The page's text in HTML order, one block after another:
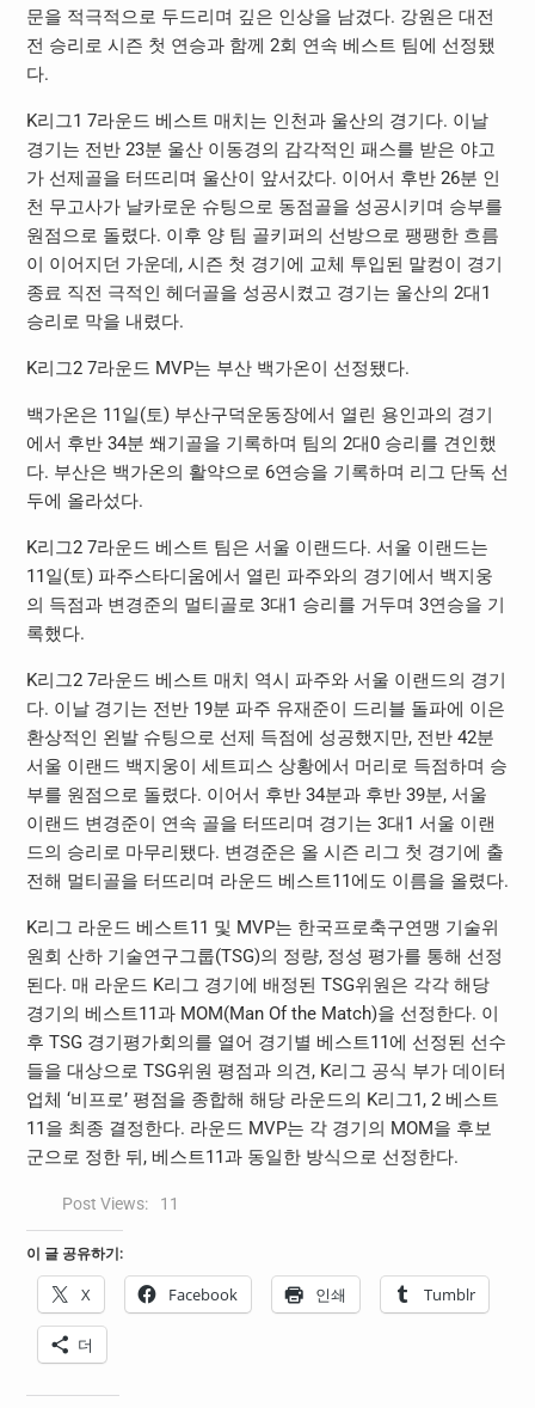
문을 적극적으로 두드리며 깊은 인상을 남겼다. 강원은 대전
전 승리로 시즌 첫 연승과 함께 2회 연속 베스트 팀에 선정됐
다.
K리그1 7라운드 베스트 매치는 인천과 울산의 경기다. 이날
경기는 전반 23분 울산 이동경의 감각적인 패스를 받은 야고
가 선제골을 터뜨리며 울산이 앞서갔다. 이어서 후반 26분 인
천 무고사가 날카로운 슈팅으로 동점골을 성공시키며 승부를
원점으로 돌렸다. 이후 양 팀 골키퍼의 선방으로 팽팽한 흐름
이 이어지던 가운데, 시즌 첫 경기에 교체 투입된 말컹이 경기
종료 직전 극적인 헤더골을 성공시켰고 경기는 울산의 2대1
승리로 막을 내렸다.
K리그2 7라운드 MVP는 부산 백가온이 선정됐다.
백가온은 11일(토) 부산구덕운동장에서 열린 용인과의 경기
에서 후반 34분 쐐기골을 기록하며 팀의 2대0 승리를 견인했
다. 부산은 백가온의 활약으로 6연승을 기록하며 리그 단독 선
두에 올라섰다.
K리그2 7라운드 베스트 팀은 서울 이랜드다. 서울 이랜드는
11일(토) 파주스타디움에서 열린 파주와의 경기에서 백지웅
의 득점과 변경준의 멀티골로 3대1 승리를 거두며 3연승을 기
록했다.
K리그2 7라운드 베스트 매치 역시 파주와 서울 이랜드의 경기
다. 이날 경기는 전반 19분 파주 유재준이 드리블 돌파에 이은
환상적인 왼발 슈팅으로 선제 득점에 성공했지만, 전반 42분
서울 이랜드 백지웅이 세트피스 상황에서 머리로 득점하며 승
부를 원점으로 돌렸다. 이어서 후반 34분과 후반 39분, 서울
이랜드 변경준이 연속 골을 터뜨리며 경기는 3대1 서울 이랜
드의 승리로 마무리됐다. 변경준은 올 시즌 리그 첫 경기에 출
전해 멀티골을 터뜨리며 라운드 베스트11에도 이름을 올렸다.
K리그 라운드 베스트11 및 MVP는 한국프로축구연맹 기술위
원회 산하 기술연구그룹(TSG)의 정량, 정성 평가를 통해 선정
된다. 매 라운드 K리그 경기에 배정된 TSG위원은 각각 해당
경기의 베스트11과 MOM(Man Of the Match)을 선정한다. 이
후 TSG 경기평가회의를 열어 경기별 베스트11에 선정된 선수
들을 대상으로 TSG위원 평점과 의견, K리그 공식 부가 데이터
업체 ‘비프로’ 평점을 종합해 해당 라운드의 K리그1, 2 베스트
11을 최종 결정한다. 라운드 MVP는 각 경기의 MOM을 후보
군으로 정한 뒤, 베스트11과 동일한 방식으로 선정한다.
Post Views: 11
이 글 공유하기:
X Facebook 인쇄 Tumblr
더